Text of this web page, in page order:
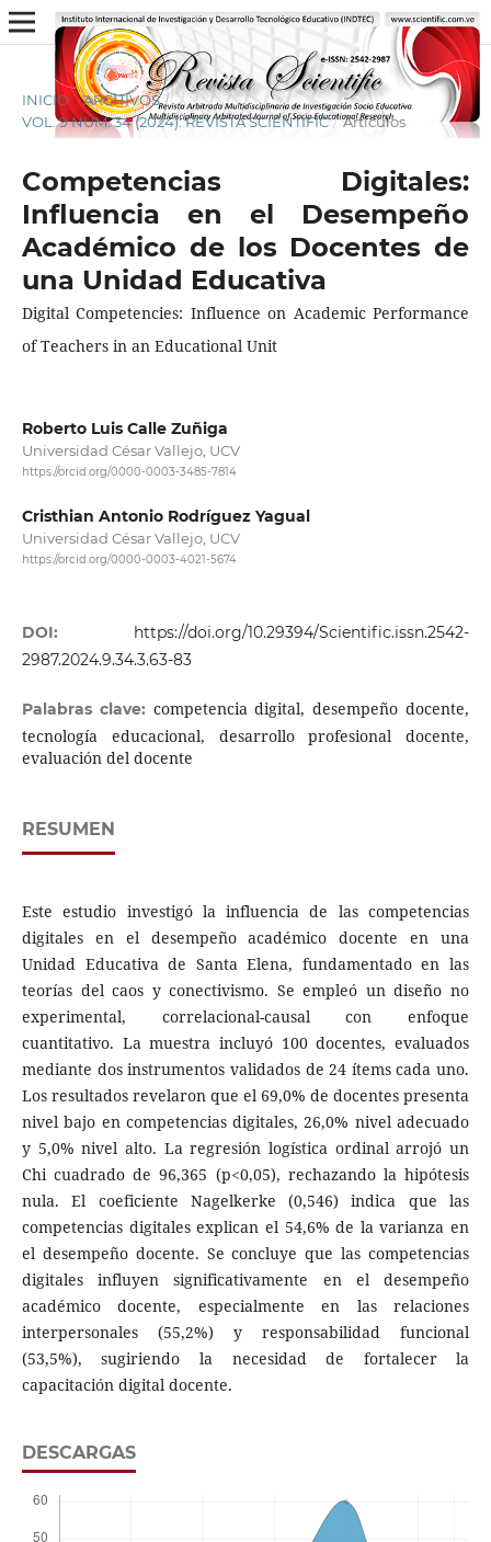
INICIO / ARCHIVOS /
VOL. 9 NÚM. 34 (2024): REVISTA SCIENTIFIC / Artículos
Competencias Digitales:
Influencia en el Desempeño
Académico de los Docentes de
una Unidad Educativa
Digital Competencies: Influence on Academic Performance
of Teachers in an Educational Unit
Roberto Luis Calle Zuñiga
Universidad César Vallejo, UCV
https://orcid.org/0000-0003-3485-7814
Cristhian Antonio Rodríguez Yagual
Universidad César Vallejo, UCV
https://orcid.org/0000-0003-4021-5674
DOI: https://doi.org/10.29394/Scientific.issn.2542-
2987.2024.9.34.3.63-83
Palabras clave: competencia digital, desempeño docente,
tecnología educacional, desarrollo profesional docente,
evaluación del docente
RESUMEN
Este estudio investigó la influencia de las competencias
digitales en el desempeño académico docente en una
Unidad Educativa de Santa Elena, fundamentado en las
teorías del caos y conectivismo. Se empleó un diseño no
experimental, correlacional-causal con enfoque
cuantitativo. La muestra incluyó 100 docentes, evaluados
mediante dos instrumentos validados de 24 ítems cada uno.
Los resultados revelaron que el 69,0% de docentes presenta
nivel bajo en competencias digitales, 26,0% nivel adecuado
y 5,0% nivel alto. La regresión logística ordinal arrojó un
Chi cuadrado de 96,365 (p<0,05), rechazando la hipótesis
nula. El coeficiente Nagelkerke (0,546) indica que las
competencias digitales explican el 54,6% de la varianza en
el desempeño docente. Se concluye que las competencias
digitales influyen significativamente en el desempeño
académico docente, especialmente en las relaciones
interpersonales (55,2%) y responsabilidad funcional
(53,5%), sugiriendo la necesidad de fortalecer la
capacitación digital docente.
DESCARGAS